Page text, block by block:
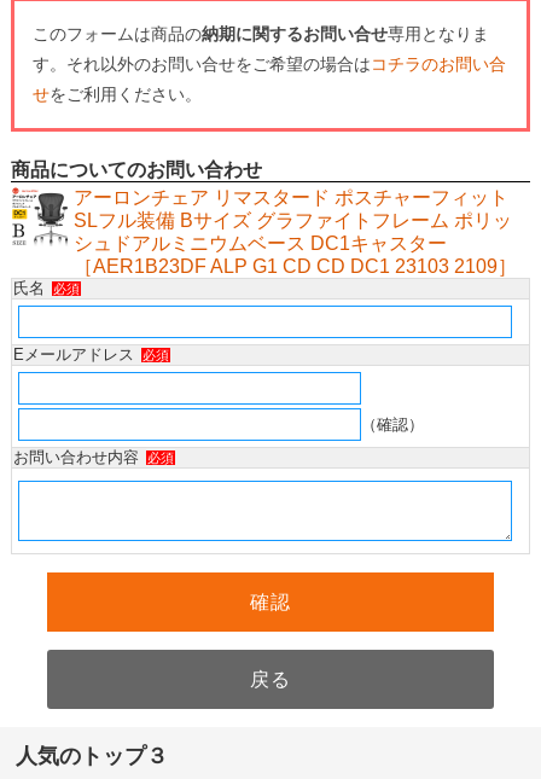
このフォームは商品の納期に関するお問い合せ専用となりま
す。それ以外のお問い合せをご希望の場合はコチラのお問い合
せをご利用ください。
商品についてのお問い合わせ
アーロンチェア リマスタード ポスチャーフィット
SLフル装備 Bサイズ グラファイトフレーム ポリッ
シュドアルミニウムベース DC1キャスター
［AER1B23DF ALP G1 CD CD DC1 23103 2109］
氏名 必須
Eメールアドレス 必須
（確認）
お問い合わせ内容
必須
人気のトップ３